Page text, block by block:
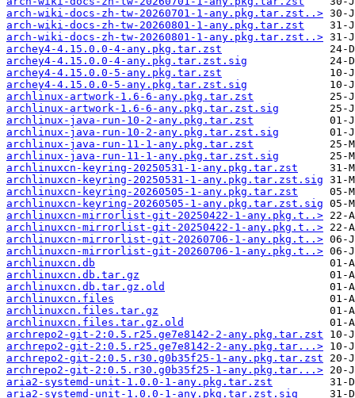
arch-wiki-docs-zh-tw-20260701-1-any.pkg.tar.zst..>
arch-wiki-docs-zh-tw-20260801-1-any.pkg.tar.zst
arch-wiki-docs-zh-tw-20260801-1-any.pkg.tar.zst..>
archey4-4.15.0.0-4-any.pkg.tar.zst
archey4-4.15.0.0-4-any.pkg.tar.zst.sig
archey4-4.15.0.0-5-any.pkg.tar.zst
archey4-4.15.0.0-5-any.pkg.tar.zst.sig
archlinux-artwork-1.6-6-any.pkg.tar.zst
archlinux-artwork-1.6-6-any.pkg.tar.zst.sig
archlinux-java-run-10-2-any.pkg.tar.zst
archlinux-java-run-10-2-any.pkg.tar.zst.sig
archlinux-java-run-11-1-any.pkg.tar.zst
archlinux-java-run-11-1-any.pkg.tar.zst.sig
archlinuxcn-keyring-20250531-1-any.pkg.tar.zst
archlinuxcn-keyring-20250531-1-any.pkg.tar.zst.sig
archlinuxcn-keyring-20260505-1-any.pkg.tar.zst
archlinuxcn-keyring-20260505-1-any.pkg.tar.zst.sig
archlinuxcn-mirrorlist-git-20250422-1-any.pkg.t..>
archlinuxcn-mirrorlist-git-20250422-1-any.pkg.t..>
archlinuxcn-mirrorlist-git-20260706-1-any.pkg.t..>
archlinuxcn-mirrorlist-git-20260706-1-any.pkg.t..>
archlinuxcn.db
archlinuxcn.db.tar.gz
archlinuxcn.db.tar.gz.old
archlinuxcn.files
archlinuxcn.files.tar.gz
archlinuxcn.files.tar.gz.old
archrepo2-git-2:0.5.r25.ge7e8142-2-any.pkg.tar.zst
archrepo2-git-2:0.5.r25.ge7e8142-2-any.pkg.tar...>
archrepo2-git-2:0.5.r30.g0b35f25-1-any.pkg.tar.zst
archrepo2-git-2:0.5.r30.g0b35f25-1-any.pkg.tar...>
aria2-systemd-unit-1.0.0-1-any.pkg.tar.zst
aria2-systemd-unit-1.0.0-1-any.pkg.tar.zst.sig